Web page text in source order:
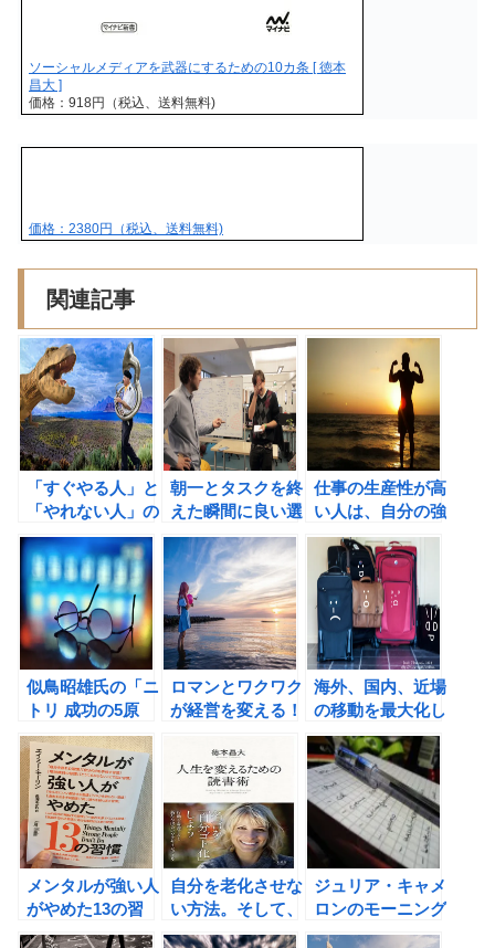
ソーシャルメディアを武器にするための10カ条 [ 徳本
昌大 ]
価格：918円（税込、送料無料)
価格：2380円（税込、送料無料)
関連記事
「すぐやる人」と
「やれない人」の
習慣(塚本亮著)の
書評
朝一とタスクを終
えた瞬間に良い選
択をすることが、
生産性を高めてく
れる！
仕事の生産性が高
い人は、自分の強
みを活かす人。
似鳥昭雄氏の「ニ
トリ 成功の5原
則」の書評
ロマンとワクワク
が経営を変える！
則の書評②
海外、国内、近場
の移動を最大化し
て、人生を面白く
しよう！
メンタルが強い人
がやめた13の習
慣（エイミー・モ
自分を老化させな
い方法。そして、
新刊「人生を変え
ジュリア・キャメ
ロンのモーニング
ページで、自分の